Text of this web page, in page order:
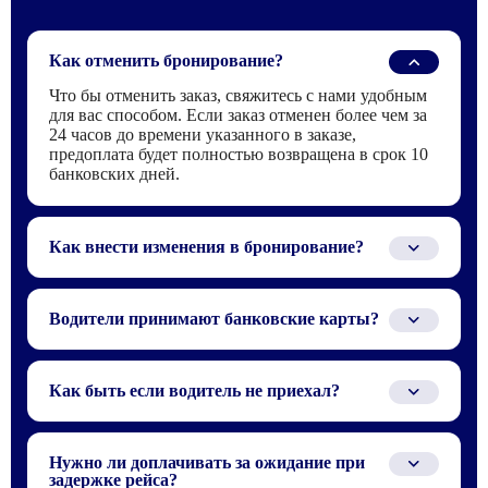
Как отменить бронирование?
Что бы отменить заказ, свяжитесь с нами удобным
для вас способом. Если заказ отменен более чем за
24 часов до времени указанного в заказе,
предоплата будет полностью возвращена в срок 10
банковских дней.
Как внести изменения в бронирование?
Для того что бы внести изменения в заказ,
свяжитесь с нами по телефону или электронной
почте, которые указаны в бронирование.
Водители принимают банковские карты?
Водителю можно заплатить только наличными или
Как быть если водитель не приехал?
Ситуация при которой водитель не приехал,
случаются крайне редко, зачастую из-за того, что не
получается найти или связаться с водителем в
Нужно ли доплачивать за ожидание при
задержке рейса?